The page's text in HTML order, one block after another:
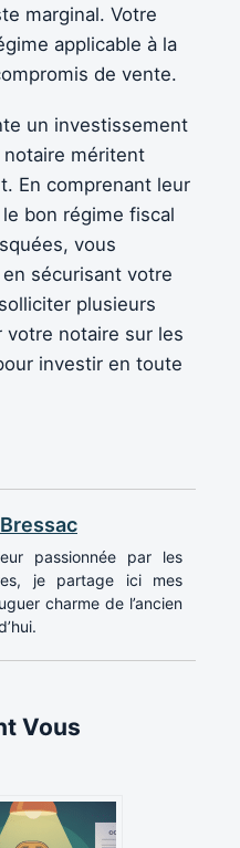
marginal. Votre
applicable à la
de vente.
un investissement
notaire méritent
En comprenant leur
bon régime fiscal
vous
sécurisant votre
plusieurs
votre notaire sur les
investir en toute
passionnée par les
je partage ici mes
charme de l’ancien
Vous